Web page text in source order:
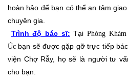
hoàn hảo để bạn có thể an tâm
chuyên gia.
Trình độ bác sĩ: TạiPhòng
Úc bạn sẽ được gặp gỡ trực tiếp
viện Chợ Rẫy, họ sẽ là người tư
cho bạn.